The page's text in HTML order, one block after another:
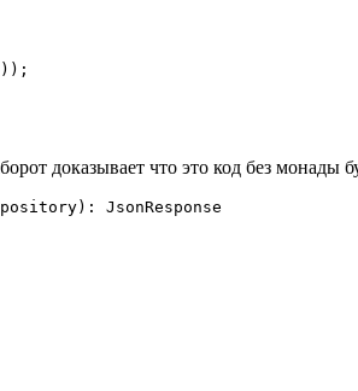
доказывает что это код без монады
JsonResponse